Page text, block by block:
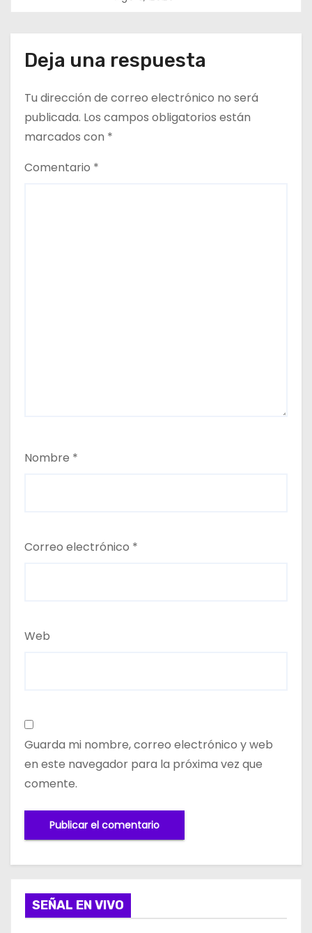
r
a
d
Deja una respuesta
Tu dirección de correo electrónico no será
publicada. Los campos obligatorios están
marcados con *
Comentario *
Nombre *
Correo electrónico *
Web
Guarda mi nombre, correo electrónico y web
en este navegador para la próxima vez que
comente.
SEÑAL EN VIVO